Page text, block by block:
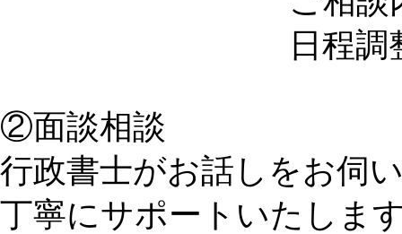
日程
②面談相談
行政書士がお話しをお伺
丁寧にサポートいたしま